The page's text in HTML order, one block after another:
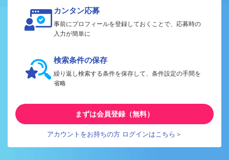
カンタン応募
事前にプロフィールを登録しておくことで、応募時の
入力が簡単に
検索条件の保存
繰り返し検索する条件を保存して、条件設定の手間を
省略
まずは会員登録（無料）
アカウントをお持ちの方 ログインはこちら＞